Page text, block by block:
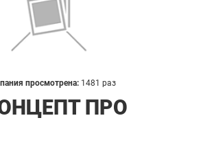
просмотрена: 1481 раз
ПРО